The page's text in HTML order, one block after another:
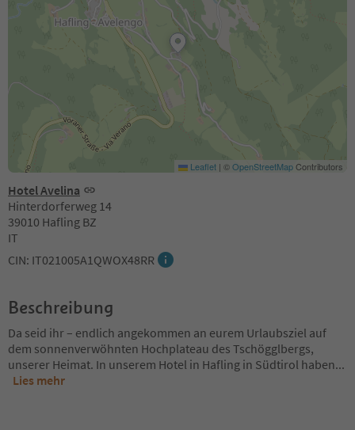
Hotel Avelina
Hinterdorferweg 14
39010 Hafling BZ
IT
CIN: IT021005A1QWOX48RR
Leaflet | ©OpenStreetMapContributors
Beschreibung
Da seid ihr – endlich angekommen an eurem Urlaubsziel auf
dem sonnenverwöhnten Hochplateau des Tschögglbergs,
unserer Heimat. In unserem Hotel in Hafling in Südtirol haben...
Lies mehr